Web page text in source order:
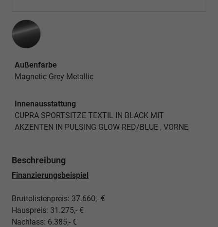
Außenfarbe
Magnetic Grey Metallic
Innenausstattung
CUPRA SPORTSITZE TEXTIL IN BLACK MIT
AKZENTEN IN PULSING GLOW RED/BLUE , VORNE
Beschreibung
Finanzierungsbeispiel
Bruttolistenpreis: 37.660,- €
Hauspreis: 31.275,- €
Nachlass: 6.385,- €